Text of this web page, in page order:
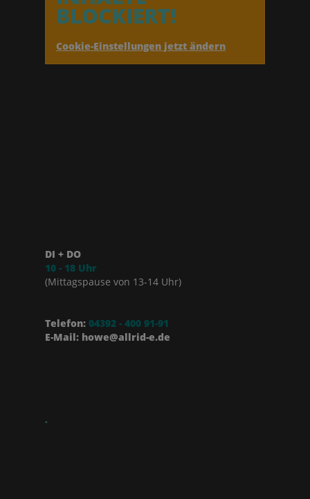
BLOCKIERT!
Cookie-Einstellungen jetzt ändern
DI + DO
10 - 18 Uhr
(Mittagspause von 13-14 Uhr)
Telefon: 04392 - 400 91-91
E-Mail: howe@allrid-e.de
.